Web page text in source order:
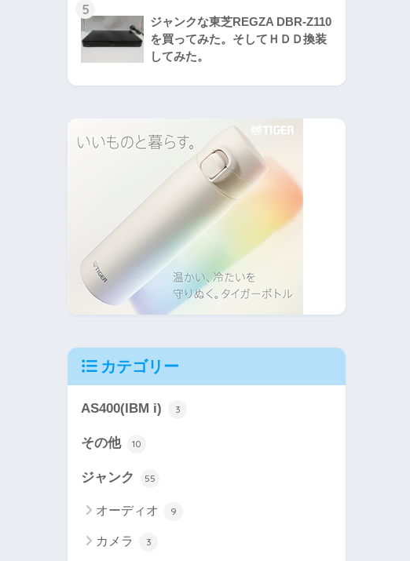
5
ジャンクな東芝REGZA DBR-Z110
を買ってみた。そしてＨＤＤ換装
してみた。
カテゴリー
AS400(IBM i) 3
その他 10
ジャンク 55
オーディオ 9
カメラ 3